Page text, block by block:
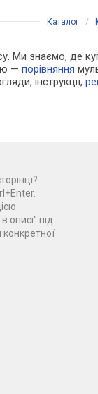
Каталог /
Ми знаємо, де
—порівняння
інструкції,
описі" під